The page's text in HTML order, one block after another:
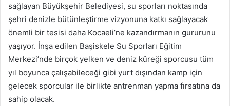
sağlayan Büyükşehir Belediyesi, su sporları noktasında
şehri denizle bütünleştirme vizyonuna katkı sağlayacak
önemli bir tesisi daha Kocaeli’ne kazandırmanın gururunu
yaşıyor. İnşa edilen Başiskele Su Sporları Eğitim
Merkezi’nde birçok yelken ve deniz küreği sporcusu tüm
yıl boyunca çalışabileceği gibi yurt dışından kamp için
gelecek sporcular ile birlikte antrenman yapma fırsatına da
sahip olacak.